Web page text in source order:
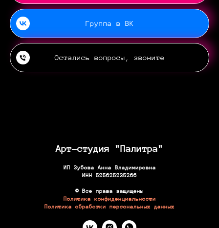
Группа в ВК
Остались вопросы, звоните
Арт-студия "Палитра"
ИП Зубова Анна Владимировна
ИНН 525625235266
© Все права защищены
Политика конфиденциальности
Политика обработки персональных данных